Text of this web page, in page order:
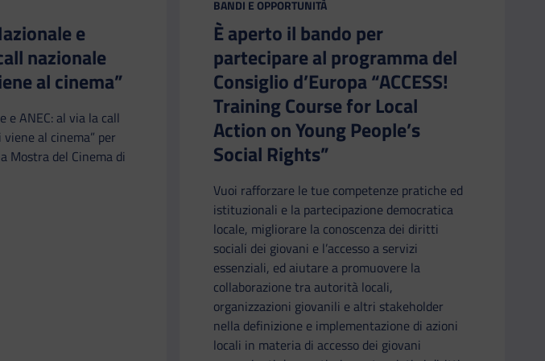
e
nazionale
al cinema”
e ANEC: al via la call
al cinema” per
Mostra del Cinema di
CATEGORIA:
BANDI E OPPORTUNITÀ
È aperto il bando per
partecipare al programma del
Consiglio d’Europa “ACCESS!
Training Course for Local
Action on Young People’s
Social Rights”
Vuoi rafforzare le tue competenze pratiche ed
istituzionali e la partecipazione democratica
locale, migliorare la conoscenza dei diritti
sociali dei giovani e l’accesso a servizi
essenziali, ed aiutare a promuovere la
collaborazione tra autorità locali,
organizzazioni giovanili e altri stakeholder
nella definizione e implementazione di azioni
locali in materia di accesso dei giovani